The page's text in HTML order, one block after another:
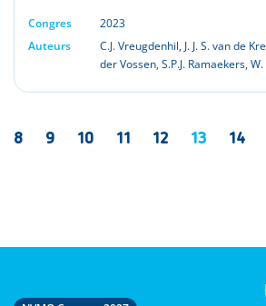
Congres
2023
Auteurs
C.J. Vreugdenhil, J. J. S. van de
der Vossen,S.P.J. Ramaekers,
8 9 10 11 12 13 14